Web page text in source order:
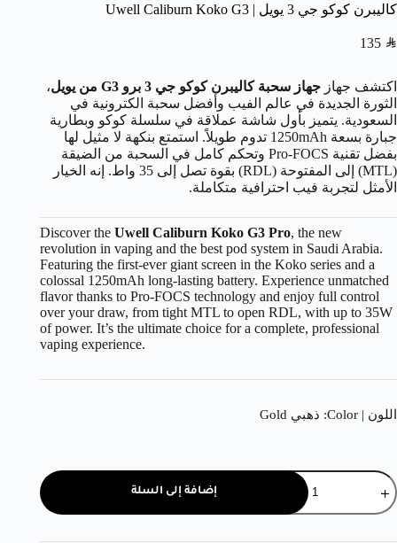
كاليبرن كوكو جي 3 يويل | Uwell Caliburn Koko G3
135 SAR
اكتشف جهاز جهاز سحبة كاليبرن كوكو جي 3 برو
،
الثورة الجديدة في عالم الفيب وأفضل سحبة الكترونية في
السعودية. يتميز بأول شاشة عملاقة في سلسلة كوكو وبطارية
جبارة بسعة 1250mAh تدوم طويلاً. استمتع بنكهة لا مثيل لها
بفضل تقنية Pro-FOCS وتحكم كامل في السحبة من الضيقة
(MTL) إلى المفتوحة (RDL) بقوة تصل إلى 35 واط. إنه الخيار
الأمثل لتجربة فيب احترافية متكاملة.
Discover the Uwell Caliburn Koko G3 Pro, the new
revolution in vaping and the best pod system in Saudi Arabia.
Featuring the first-ever giant screen in the Koko series and a
colossal 1250mAh long-lasting battery. Experience unmatched
flavor thanks to Pro-FOCS technology and enjoy full control
over your draw, from tight MTL to open RDL, with up to 35W
of power. It’s the ultimate choice for a complete, professional
vaping experience.
اللون | Color : ذهبي Gold
إضافة إلى السلة